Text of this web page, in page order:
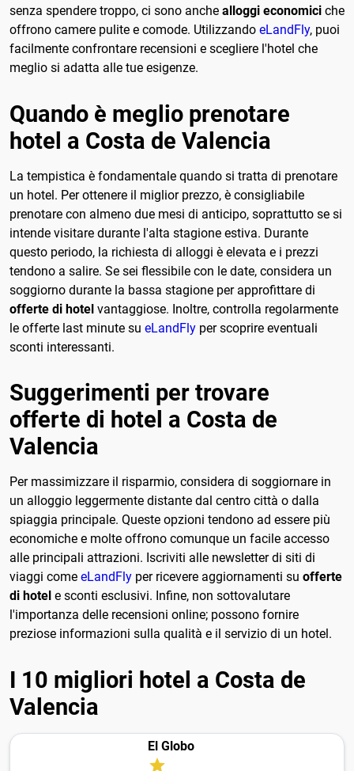
senza spendere troppo, ci sono anche alloggi economici che
offrono camere pulite e comode. Utilizzando eLandFly, puoi
facilmente confrontare recensioni e scegliere l'hotel che
meglio si adatta alle tue esigenze.
Quando è meglio prenotare
hotel a Costa de Valencia
La tempistica è fondamentale quando si tratta di prenotare
un hotel. Per ottenere il miglior prezzo, è consigliabile
prenotare con almeno due mesi di anticipo, soprattutto se si
intende visitare durante l'alta stagione estiva. Durante
questo periodo, la richiesta di alloggi è elevata e i prezzi
tendono a salire. Se sei flessibile con le date, considera un
soggiorno durante la bassa stagione per approfittare di
offerte di hotel vantaggiose. Inoltre, controlla regolarmente
le offerte last minute su eLandFly per scoprire eventuali
sconti interessanti.
Suggerimenti per trovare
offerte di hotel a Costa de
Valencia
Per massimizzare il risparmio, considera di soggiornare in
un alloggio leggermente distante dal centro città o dalla
spiaggia principale. Queste opzioni tendono ad essere più
economiche e molte offrono comunque un facile accesso
alle principali attrazioni. Iscriviti alle newsletter di siti di
viaggi come eLandFly per ricevere aggiornamenti su offerte
di hotel e sconti esclusivi. Infine, non sottovalutare
l'importanza delle recensioni online; possono fornire
preziose informazioni sulla qualità e il servizio di un hotel.
I 10 migliori hotel a Costa de
Valencia
El Globo